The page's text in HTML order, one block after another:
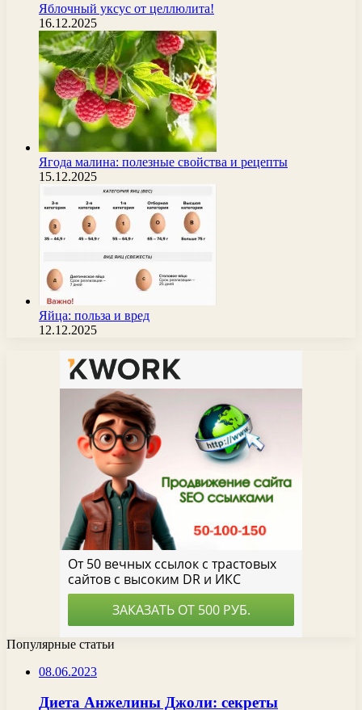
Яблочный уксус от целлюлита!
16.12.2025
Ягода малина: полезные свойства и рецепты
15.12.2025
Яйца: польза и вред
12.12.2025
Популярные статьи
08.06.2023
Диета Анжелины Джоли: секреты